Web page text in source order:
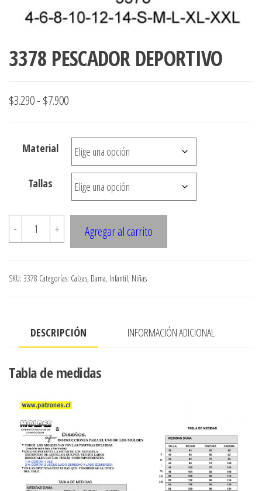
3378 PESCADOR DEPORTIVO
$3.290- $7.900Rango
precios:
desde
$3.290
hasta
$7.900
Material
Tallas
-
3378
+ Agregar al carrito
SKU: 3378 Categorías: Calzas, Dama, Infantil, Niñas
DESCRIPCIÓN INFORMACIÓN ADICIONAL
Tabla de medidas